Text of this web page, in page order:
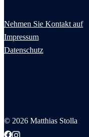
Nehmen Sie Kontakt auf
Impressum
Datenschutz
© 2026 Matthias Stolla